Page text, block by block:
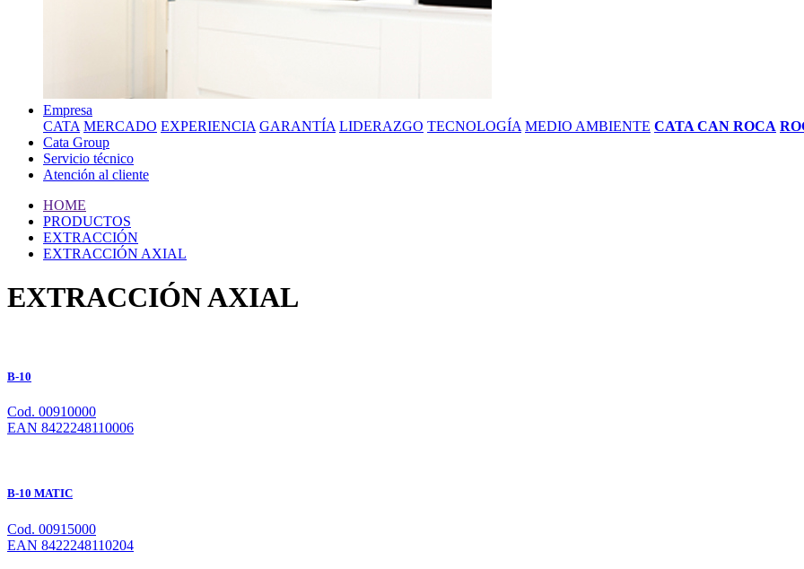
Empresa
CATA MERCADO EXPERIENCIA GARANTÍA LIDERAZGO TECNOLOGÍA MEDIO AMBIENTE CATA CAN ROCA
Cata Group
Servicio técnico
Atención al cliente
HOME
PRODUCTOS
EXTRACCIÓN
EXTRACCIÓN AXIAL
EXTRACCIÓN AXIAL
B-10
Cod. 00910000
EAN 8422248110006
B-10 MATIC
Cod. 00915000
EAN 8422248110204